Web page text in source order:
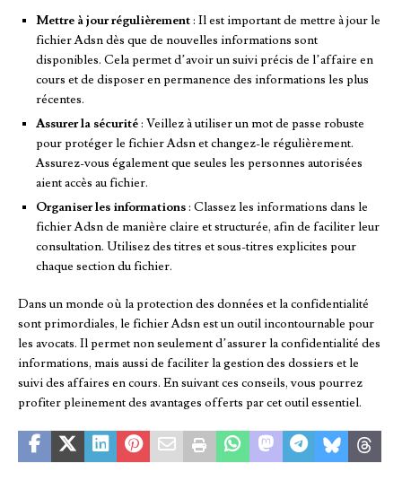
Mettre à jour régulièrement: Il est important de mettre à jour le
fichier Adsn dès que de nouvelles informations sont
disponibles. Cela permet d’avoir un suivi précis de l’affaire en
cours et de disposer en permanence des informations les plus
récentes.
Assurer la sécurité: Veillez à utiliser un mot de passe robuste
pour protéger le fichier Adsn et changez-le régulièrement.
Assurez-vous également que seules les personnes autorisées
aient accès au fichier.
Organiser les informations: Classez les informations dans le
fichier Adsn de manière claire et structurée, afin de faciliter leur
consultation. Utilisez des titres et sous-titres explicites pour
chaque section du fichier.
Dans un monde où la protection des données et la confidentialité
sont primordiales, le fichier Adsn est un outil incontournable pour
les avocats. Il permet non seulement d’assurer la confidentialité des
informations, mais aussi de faciliter la gestion des dossiers et le
suivi des affaires en cours. En suivant ces conseils, vous pourrez
profiter pleinement des avantages offerts par cet outil essentiel.